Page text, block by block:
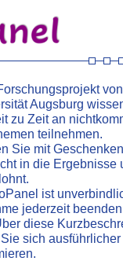
Augsburg
zu Zeit an
teilnehmen.
Sie mit
in die Ergebnisse
ist
jederzeit
diese
sich